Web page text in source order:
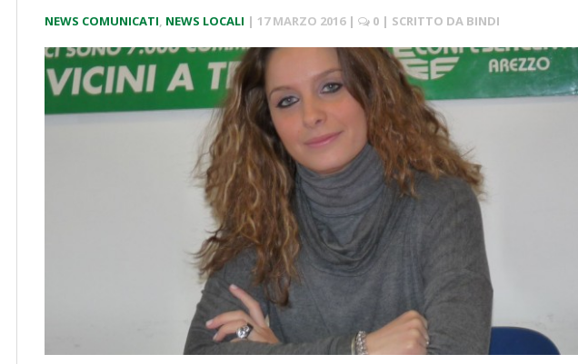
NEWS COMUNICATI, NEWS LOCALI | 17 MARZO 2016 | 0 | SCRITTO DA BINDI